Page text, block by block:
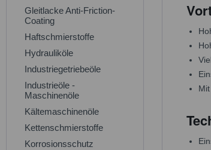
Gleitlacke Anti-Friction-
Coating
Haftschmierstoffe
Hydrauliköle
Industriegetriebeöle
Industrieöle -
Maschinenöle
Kältemaschinenöle
Kettenschmierstoffe
Korrosionsschutz